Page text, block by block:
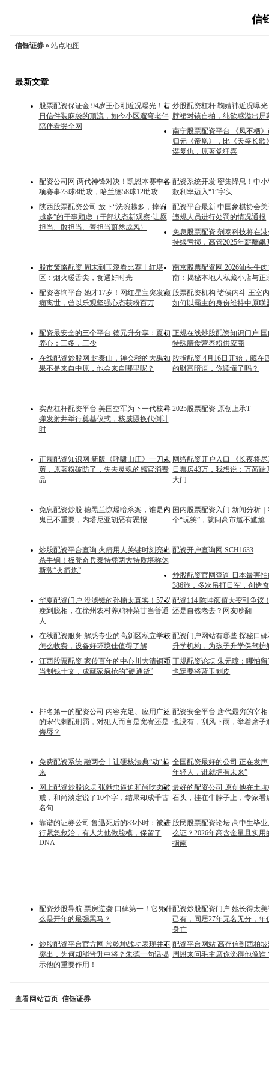
信
信钰证券» 站点地图
最新文章
股票配资保证金 94岁王心刚近况曝光！昔
日信件装麻袋的顶流，如今小区遛弯老伴
陪伴看哭全网
炒股配资杠杆 鞠婧祎近况曝
脖裙对镜自拍，纯欲感溢出屏
南宁股票配资平台 《凤不栖
归元《帝凰》，比《天盛长歌
谋复仇，原著党狂喜
配资公司网 两代神锋对决！凯恩本赛季各
项赛事73球8助攻，哈兰德58球12助攻
配资系统开发 密集降息！中
款利率迈入“1”字头
陕西股票配资公司 放下“洗碗越多，摔碗
越多”的干事顾虑（干部状态新观察·让愿
担当、敢担当、善担当蔚然成风）
配资平台最新 中国象棋协会
违规人员进行处罚的情况通报
免息股票配资 剂泰科技将在
持续亏损，高管2025年薪酬飙
股市策略配资 周末到玉溪看比赛丨红塔
区：烟火暖舌尖，食遇好时光
南京股票配资网 2026汕头牛
南：揭秘本地人私藏小店与正
配资咨询平台 她才17岁！网红星宝突发癫
痫离世，曾以乐观坚强心态获粉百万
股票配资机构 诸侯内斗 王室
如何以霸主的身份维持中原联
配资最安全的三个平台 德元升分享：夏初
养心：三多，三少
正规在线炒股配资知识门户
特殊膳食营养粉供应商
在线配资炒股网 封泰山，禅会稽的大禹如
果不是来自中原，他会来自哪里呢？
股指配资 4月16日开始，藏在
的财富暗语，你读懂了吗？
实盘杠杆配资平台 美国空军为下一代核导
弹发射井举行奠基仪式，核威慑换代倒计
时
2025股票配资 原创上承T
正规配资知识网 新版《呼啸山庄》一刀未
剪，原著粉破防了，失去灵魂的感官消费
品
网络配资开户入口 《长夜将
日票房43万，我想说：万茜踹
大门
免息配资炒股 德黑兰惊爆暗杀案，谁是内
鬼已不重要，内塔尼亚胡恶有恶报
国内股票配资入门 新闻分析
个“玩笑”，就问高市尴不尴尬
炒股配资平台查询 火箭用人关键时刻亮出
杀手锏！板凳奇兵泰特凭两大特质堪称休
斯敦“火箭炮”
配资开户查询网 SCH1633
炒股配资官网查询 日本最害
386旅，多次吊打日军，创造
华夏配资门户 没滤镜的孙楠太真实！57岁
瘦到脱相，在徐州农村养鸡种菜甘当普通
人
配资114 陈坤颜值大变引争议
还是自然老去？网友吵翻
在线配资服务 解惑专业的高新区私立学校
怎么收费，设备好环境佳值得了解
配资门户网站有哪些 探秘口
升学机构，为孩子升学保驾护
江西股票配资 家传百年的中心川大清铜币
当制钱十文，成藏家疯抢的“硬通货”
正规配资论坛 朱元璋：哪怕
也定要将蓝玉剥皮
排名第一的配资公司 内容充足、应用广泛
的宋代刺配刑罚，对犯人而言是宽宥还是
侮辱？
配资安全平台 唐代最穷的宰
也没有，刮风下雨，举着席子
免费配资系统 融两会丨让硬核法典“动”起
来
全国配资最好的公司 正在发
年轻人，谁就拥有未来”
网上配资炒股论坛 张献忠逼迫和尚吃肉破
戒，和尚淡定说了10个字，结果却成千古
名句
最好的配资公司 原创他在土
石头，挂在牛脖子上，专家看
靠谱的证券公司 鲁迅死后的83小时：被进
行紧急救治，有人为他做脸模，保留了
DNA
股民股票配资论坛 高中生毕
么证？2026年高含金量且实用
指南
配资炒股导航 票房逆袭 口碑第一！它凭什
么是开年的最强黑马？
配资炒股配资门户 她长得太
己有，同居27年无名无分，年
身亡
炒股配资平台官方网 常乾坤战功表现并不
突出，为何却能晋升中将？朱德一句话揭
示他的重要作用！
配资平台网站 高存信到西柏
周恩来问毛主席你觉得他像谁
查看网站首页: 信钰证券